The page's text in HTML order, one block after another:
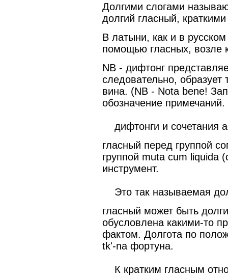
Долгими слогами
долгий гласный,
В латыни, как и в
помощью гласных, возле
NB - дифтонг
следовательно, образует
вина. (NB - Nota bene!
обозначение
дифтонги и сочетания
гласный перед группой
группой muta cum liquida
инструмент.
Это так называемая
гласный может быть
обусловлена какими-то
фактом. Долгота по
tk'-na фортуна.
К кратким гласным